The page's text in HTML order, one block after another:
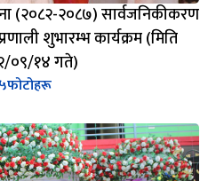
(२०८२-२०८७) सार्वजनिकीकरण
शुभारम्भ कार्यक्रम (मिति
०९/१४ गते)
५फोटोहरू